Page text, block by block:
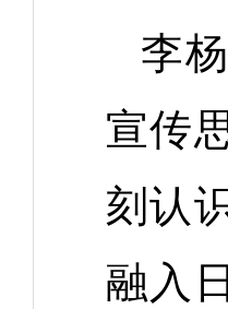
李
宣传
刻认
融入